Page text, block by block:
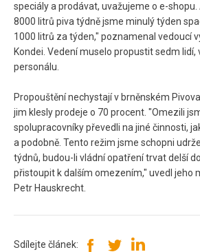
speciály a prodávat, uvažujeme o e-
8000 litrů piva týdně jsme minulý týden
1000 litrů za týden," poznamenal vedoucí
Kondei. Vedení muselo propustit sedm lidí,
personálu.
Propouštění nechystají v brněnském
jim klesly prodeje o 70 procent. "Omezili
spolupracovníky převedli na jiné činnosti,
a podobně. Tento režim jsme schopni
týdnů, budou-li vládní opatření trvat delší
přistoupit k dalším omezením," uvedl jeho
Petr Hauskrecht.
Sdílejte článek: